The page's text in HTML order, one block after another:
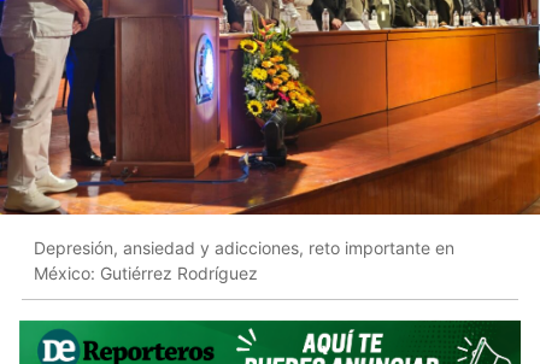
Depresión, ansiedad y adicciones, reto importante en
México: Gutiérrez Rodríguez